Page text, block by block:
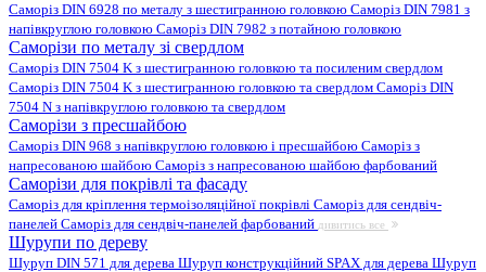
Саморіз DIN 6928 по металу з шестигранною головкою Саморіз DIN 7981 з
напівкруглою головкою Саморіз DIN 7982 з потайною головкою
Саморізи по металу зі свердлом
Саморіз DIN 7504 K з шестигранною головкою та посиленим свердлом
Саморіз DIN 7504 K з шестигранною головкою та свердлом Саморіз DIN
7504 N з напівкруглою головкою та свердлом
Саморізи з пресшайбою
Саморіз DIN 968 з напівкруглою головкою і пресшайбою Саморіз з
напресованою шайбою Саморіз з напресованою шайбою фарбований
Саморізи для покрівлі та фасаду
Саморіз для кріплення термоізоляційної покрівлі Саморіз для сендвіч-
панелей Саморіз для сендвіч-панелей фарбований дивитись все
Шурупи по дереву
Шуруп DIN 571 для дерева Шуруп конструкційний SPAX для дерева Шуруп